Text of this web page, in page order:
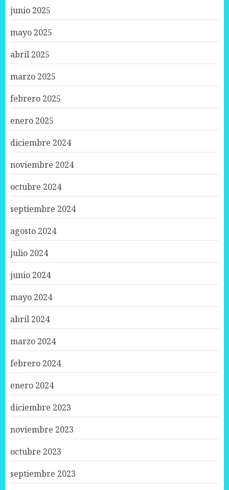
junio 2025
mayo 2025
abril 2025
marzo 2025
febrero 2025
enero 2025
diciembre 2024
noviembre 2024
octubre 2024
septiembre 2024
agosto 2024
julio 2024
junio 2024
mayo 2024
abril 2024
marzo 2024
febrero 2024
enero 2024
diciembre 2023
noviembre 2023
octubre 2023
septiembre 2023